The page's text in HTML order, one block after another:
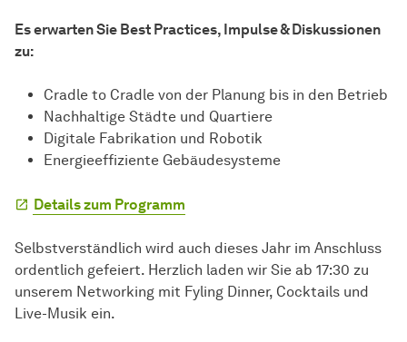
Es erwarten Sie Best Practices, Impulse & Diskussionen
zu:
Cradle to Cradle von der Planung bis in den Betrieb
Nachhaltige Städte und Quartiere
Digitale Fabrikation und Robotik
Energieeffiziente Gebäudesysteme
Details zum Programm
Selbstverständlich wird auch dieses Jahr im Anschluss
ordentlich gefeiert. Herzlich laden wir Sie ab 17:30 zu
unserem Networking mit Fyling Dinner, Cocktails und
Live-Musik ein.